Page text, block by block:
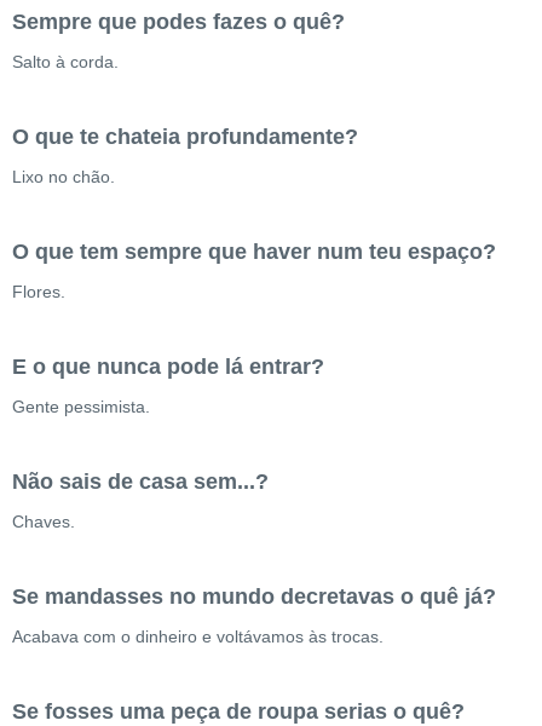
Sempre que podes fazes o quê?
Salto à corda.
O que te chateia profundamente?
Lixo no chão.
O que tem sempre que haver num teu espaço?
Flores.
E o que nunca pode lá entrar?
Gente pessimista.
Não sais de casa sem...?
Chaves.
Se mandasses no mundo decretavas o quê já?
Acabava com o dinheiro e voltávamos às trocas.
Se fosses uma peça de roupa serias o quê?